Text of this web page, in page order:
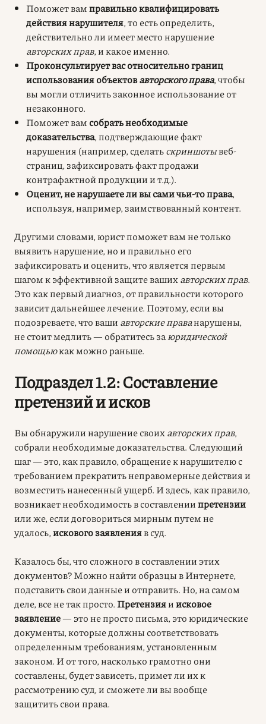
Поможет вамправильно квалифицировать
действия нарушителя, то есть определить,
действительно ли имеет место нарушение
авторских прав, и какое именно.
Проконсультирует вас относительно границ
использования объектовавторского права, чтобы
вы могли отличить законное использование от
незаконного.
Поможет вам собрать необходимые
доказательства, подтверждающие факт
нарушения (например, сделатьскриншотывеб-
страниц, зафиксировать факт продажи
контрафактной продукции и т.д.).
Оценит, не нарушаете ли вы сами чьи-то права,
используя, например, заимствованный контент.
Другими словами, юрист поможет вам не только
выявить нарушение, но и правильно его
зафиксировать и оценить, что является первым
шагом к эффективной защите ваших авторских прав.
Это как первый диагноз, от правильности которого
зависит дальнейшее лечение. Поэтому, если вы
подозреваете, что ваши авторские праванарушены,
не стоит медлить — обратитесь за юридической
помощьюкак можно раньше.
Подраздел 1.2: Составление
претензий и исков
Вы обнаружили нарушение своих авторских прав,
собрали необходимые доказательства. Следующий
шаг — это, как правило, обращение к нарушителю с
требованием прекратить неправомерные действия и
возместить нанесенный ущерб. И здесь, как правило,
возникает необходимость в составлениипретензии
или же, если договориться мирным путем не
удалось,искового заявленияв суд.
Казалось бы, что сложного в составлении этих
документов? Можно найти образцы в Интернете,
подставить свои данные и отправить. Но, на самом
деле, все не так просто. Претензияиисковое
заявление— это не просто письма, это юридические
документы, которые должны соответствовать
определенным требованиям, установленным
законом. И от того, насколько грамотно они
составлены, будет зависеть, примет ли их к
рассмотрению суд, и сможете ли вы вообще
защитить свои права.